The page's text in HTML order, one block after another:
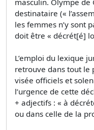
destinataire («
les femmes n’y sont
doit être « décrét[é]
L’emploi du lexique
retrouve dans tout le
visée officiels et
l’urgence de cette
+ adjectifs : « à
ou dans celle de la